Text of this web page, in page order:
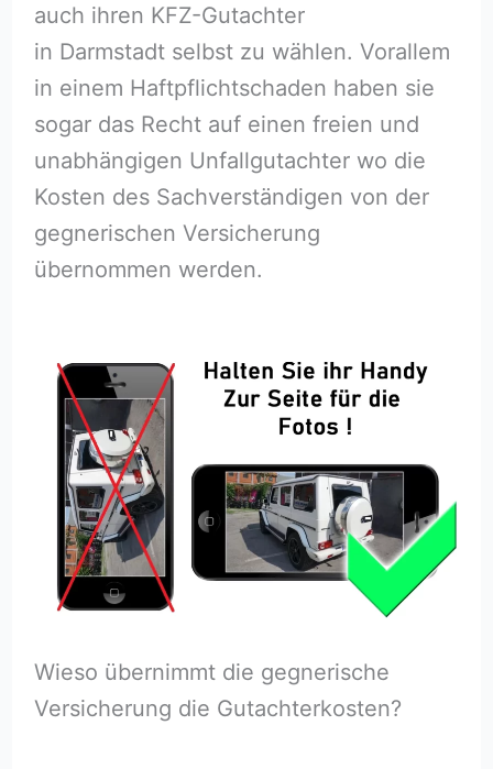
auch ihren KFZ-Gutachter
in Darmstadt selbst zu wählen. Vorallem
in einem Haftpflichtschaden haben sie
sogar das Recht auf einen freien und
unabhängigen Unfallgutachter wo die
Kosten des Sachverständigen von der
gegnerischen Versicherung
übernommen werden.
Wieso übernimmt die gegnerische
Versicherung die Gutachterkosten?